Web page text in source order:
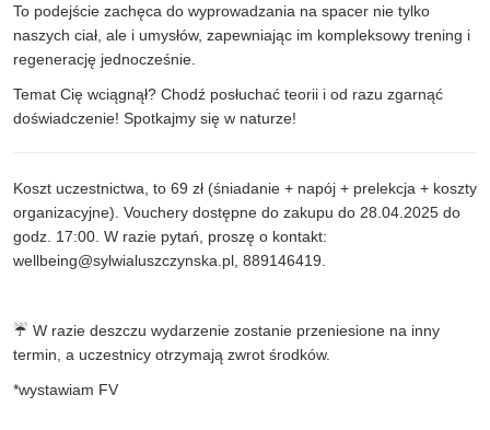
To podejście zachęca do wyprowadzania na spacer nie tylko
naszych ciał, ale i umysłów, zapewniając im kompleksowy trening i
regenerację jednocześnie.
Temat Cię wciągnął? Chodź posłuchać teorii i od razu zgarnąć
doświadczenie! Spotkajmy się w naturze!
Koszt uczestnictwa, to 69 zł (śniadanie + napój + prelekcja + koszty
organizacyjne). Vouchery dostępne do zakupu do 28.04.2025 do
godz. 17:00. W razie pytań, proszę o kontakt:
wellbeing@sylwialuszczynska.pl, 889146419.
☔ W razie deszczu wydarzenie zostanie przeniesione na inny
termin, a uczestnicy otrzymają zwrot środków.
*wystawiam FV